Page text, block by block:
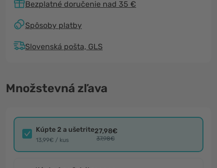
Bezplatné doručenie nad 35 €
Spôsoby platby
Slovenská pošta, GLS
Množstevná zľava
Kúpte 2 a ušetrite
13,99€ / kus
27,98€
37,98€